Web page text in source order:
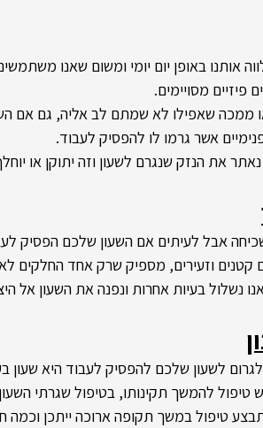
אותנו באופן יום יומי ומשום שאנו
פיזיים מסויימים.
ממכה שאפילו לא שמתם לב אליה, גם אם
אשר גרמו לו להפסיק לעבוד.
את הנזק שנגרם לשעון וזה יתוקן או
אבל לעיתים אם השעון שלכם הפסיק
וזעירים, מספיק שרק אחד החלקים לא
נשלול בעיות אחרות ונפנה את השעון אל
לשעון שלכם להפסיק לעבוד היא
טיפול להמשך תקינותו, בטיפול שגרתי
טיפול במשך תקופה ארוכה ייתכן וכמה